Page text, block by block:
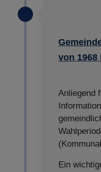
von 1968
Anliegend
Ein